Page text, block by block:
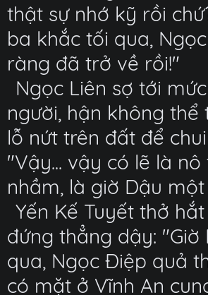
thật sự nhớ kỹ rồi
ba khắc tối qua,
ràng đã trở về rồi!"
Ngọc Liên sợ tới
người, hận không thể
lỗ nứt trên đất để
"Vậy... vậy có lẽ là nô
nhầm, là giờ Dậu một
Yến Kế Tuyết thở
đứng thẳng dậy: "Giờ
qua, Ngọc Điệp quả
có mặt ở Vĩnh An